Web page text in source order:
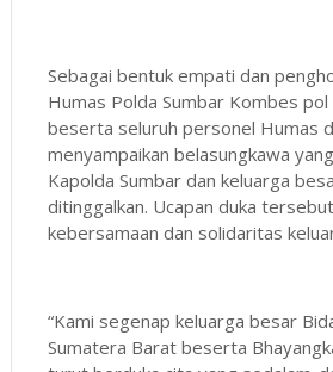
Sebagai bentuk empati dan
Humas Polda Sumbar Kombes
beserta seluruh personel Humas
menyampaikan belasungkawa
Kapolda Sumbar dan keluarga
ditinggalkan. Ucapan duka
kebersamaan dan solidaritas
“Kami segenap keluarga besar
Sumatera Barat beserta